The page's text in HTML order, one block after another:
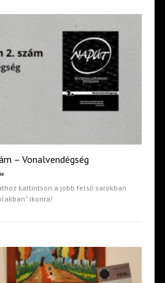
– Vonalvendégség
kattintson a jobb felső sarokban
ikonra!